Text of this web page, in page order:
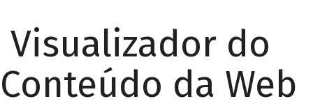
Visualizador do
Conteúdo da Web